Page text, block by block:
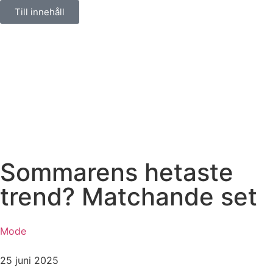
Till innehåll
Sommarens hetaste
trend? Matchande set
Mode
25 juni 2025